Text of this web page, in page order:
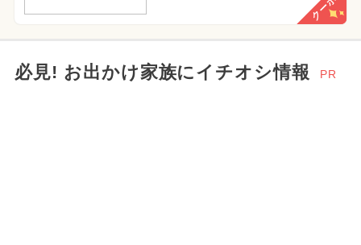
必見! お出かけ家族にイチオシ情報 PR